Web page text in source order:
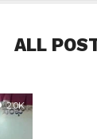
ALL
2.0K